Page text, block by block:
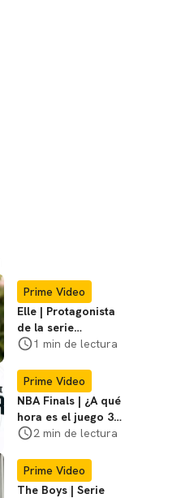
Prime Video
Elle | Protagonista
de la serie
audicionó en bikini
1 min de lectura
Prime Video
NBA Finals | ¿A qué
hora es el juego 3
entre los Knicks vs
2 min de lectura
Prime Video
The Boys | Serie